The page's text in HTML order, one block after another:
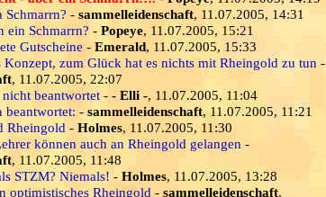
Schmarrn? - sammelleidenschaft, 11.07.2005, 14:31
ein Schmarrn? - Popeye, 11.07.2005, 15:21
Gutscheine - Emerald, 11.07.2005, 15:33
Konzept, zum Glück hat es nichts mit Rheingold zu tun -
, 11.07.2005, 22:07
beantwortet - - Elli -, 11.07.2005, 11:04
beantwortet: - sammelleidenschaft, 11.07.2005, 11:21
Rheingold - Holmes, 11.07.2005, 11:30
können auch an Rheingold gelangen -
, 11.07.2005, 11:48
STZM? Niemals! - Holmes, 11.07.2005, 13:28
optimistisches Rheingold - sammelleidenschaft,